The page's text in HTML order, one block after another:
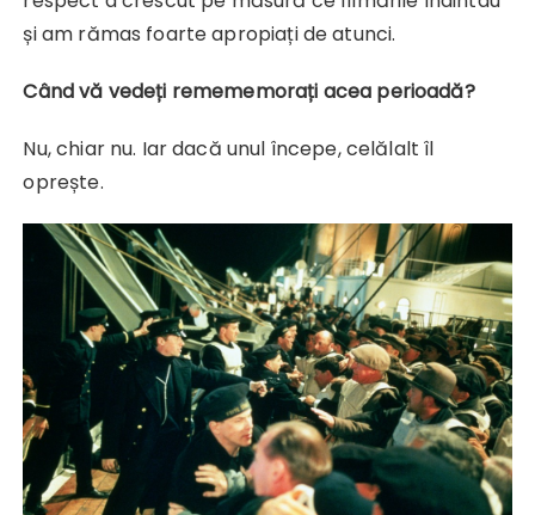
și am rămas foarte apropiați de atunci.
Când vă vedeți remememorați acea perioadă?
Nu, chiar nu. Iar dacă unul începe, celălalt îl
oprește.